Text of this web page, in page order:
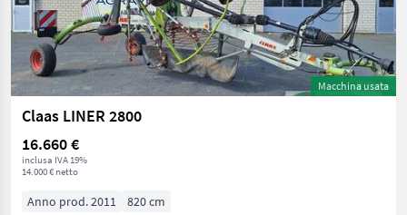
Macchina usata
Claas LINER 2800
16.660 €
inclusa IVA 19%
14.000 € netto
Anno prod. 2011
820 cm